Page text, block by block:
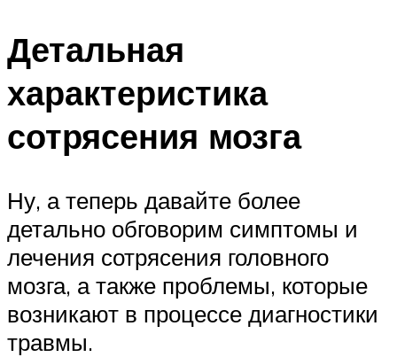
Детальная
характеристика
сотрясения мозга
Ну, а теперь давайте более
детально обговорим симптомы и
лечения сотрясения головного
мозга, а также проблемы, которые
возникают в процессе диагностики
травмы.